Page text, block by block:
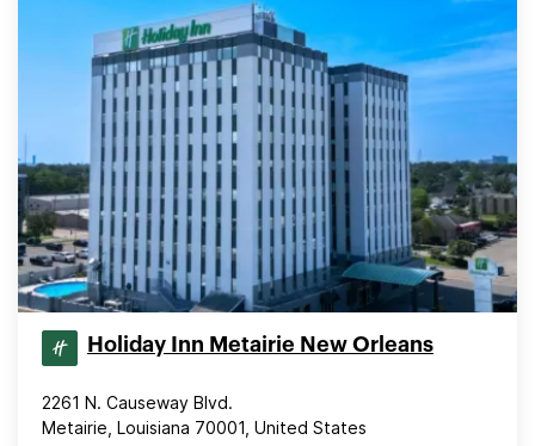
Holiday Inn Metairie New Orleans
2261 N. Causeway Blvd.
Metairie, Louisiana 70001, United States